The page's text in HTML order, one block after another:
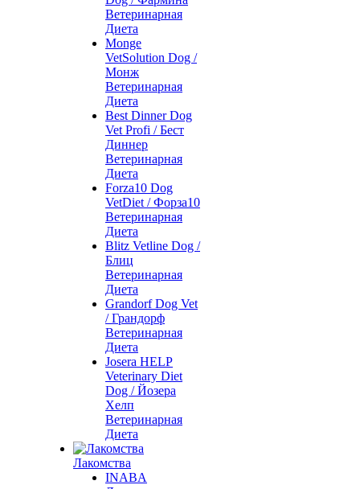
Ветеринарная
Диета
Monge
VetSolution Dog /
Монж
Ветеринарная
Диета
Best Dinner Dog
Vet Profi / Бест
Диннер
Ветеринарная
Диета
Forza10 Dog
VetDiet / Форза10
Ветеринарная
Диета
Blitz Vetline Dog /
Блиц
Ветеринарная
Диета
Grandorf Dog Vet
/ Грандорф
Ветеринарная
Диета
Josera HELP
Veterinary Diet
Dog / Йозера
Хелп
Ветеринарная
Диета
Лакомства
INABA